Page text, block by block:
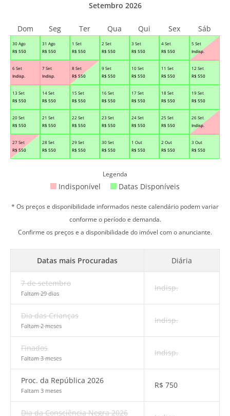
30 Ago
R$ 550
31 Ago
R$ 550
1 Set
R$ 550
2 Set
R$ 550
3 Set
R$ 550
4 Set
R$ 550
5 Set
Indisp.
6 Set
Indisp.
7 Set
Indisp.
8 Set
R$ 550
9 Set
R$ 550
10 Set
R$ 550
11 Set
R$ 550
12 Set
R$ 550
13 Set
R$ 550
14 Set
R$ 550
15 Set
R$ 550
16 Set
R$ 550
17 Set
R$ 550
18 Set
R$ 550
19 Set
R$ 550
20 Set
R$ 550
21 Set
R$ 550
22 Set
R$ 550
23 Set
R$ 550
24 Set
R$ 550
25 Set
R$ 550
26 Set
Indisp.
27 Set
R$ 550
28 Set
R$ 550
29 Set
R$ 550
30 Set
R$ 550
1 Out
R$ 550
2 Out
R$ 550
3 Out
R$ 550
Setembro 2026
Dom Seg Ter Qua Qui Sex Sáb
Legenda
Indisponível Datas Disponíveis
* Os preços e disponibilidade informados neste calendário podem variar
conforme o período e demanda.
Confirme os preços e a disponibilidade do imóvel com o anunciante.
Datas mais Procuradas Diária
7 de setembro
Faltam 29 dias
Indisp.
Dia das Crianças
Faltam 2 meses
Indisp.
Finados
Faltam 3 meses
Indisp.
Proc. da República 2026
Faltam 3 meses
R$ 750
Dia da Consciência Negra 2026